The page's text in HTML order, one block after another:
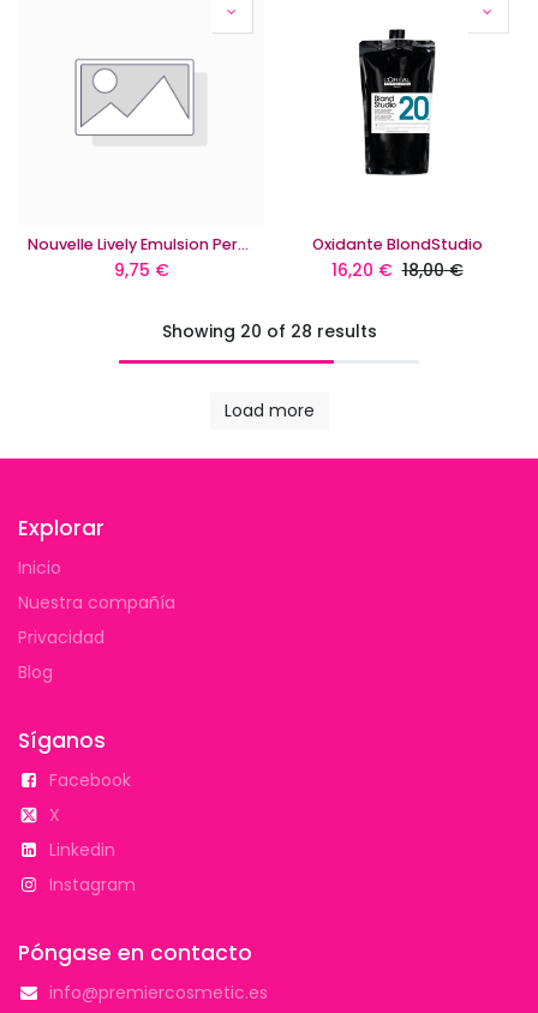
Nouvelle Lively Emulsion Peroxido 1L
9,75 €
Oxidante BlondStudio
16,20 € 18,00€
Showing 20 of 28 results
Load more
Explorar
Inicio
Nuestra compañía
Privacidad
Blog
Síganos
Facebook
X
Linkedin
Instagram
Póngase en contacto
info@premiercosmetic.es